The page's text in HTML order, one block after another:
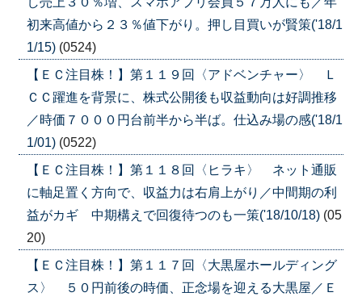
初来高値から２３％値下がり。押し目買いが賢策('18/1
1/15) (0524)
【ＥＣ注目株！】第１１９回〈アドベンチャー〉 Ｌ
ＣＣ躍進を背景に、株式公開後も収益動向は好調推移
／時価７０００円台前半から半ば。仕込み場の感('18/1
1/01) (0522)
【ＥＣ注目株！】第１１８回〈ヒラキ〉 ネット通販
に軸足置く方向で、収益力は右肩上がり／中間期の利
益がカギ 中期構えで回復待つのも一策('18/10/18) (05
20)
【ＥＣ注目株！】第１１７回〈大黒屋ホールディング
ス〉 ５０円前後の時価、正念場を迎える大黒屋／Ｅ